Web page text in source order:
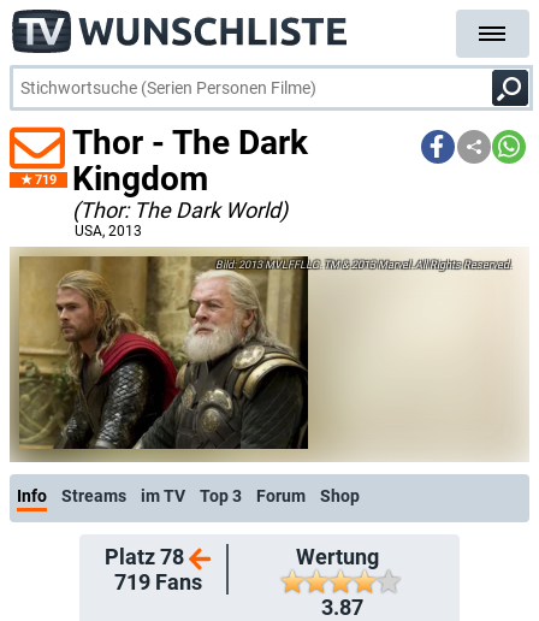
719
Thor - The Dark
Kingdom
(Thor: The Dark World)
USA, 2013
2013 MVLFFLLC. TM & 2013 Marvel. All Rights Reserved.
Info Streams im TV Top 3 Forum Shop
Platz 78
719Fans
Wertung
3.87